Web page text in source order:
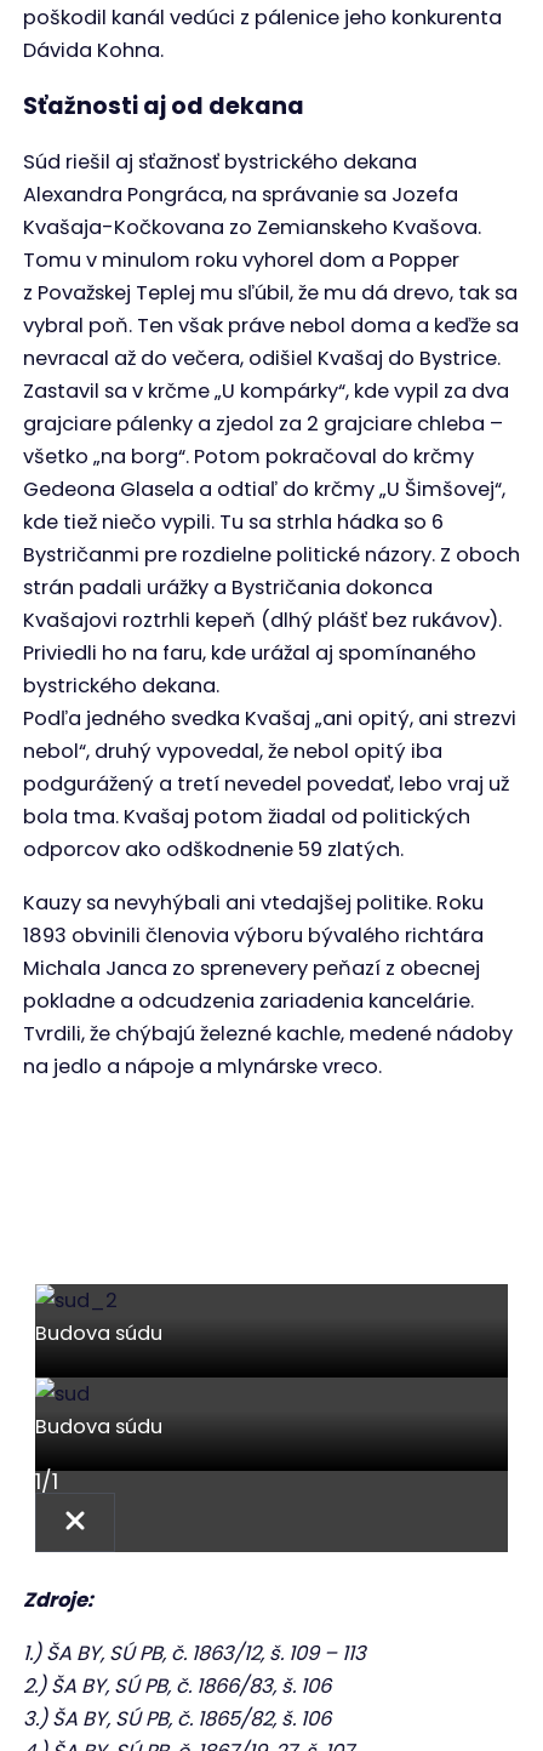
poškodil kanál vedúci z pálenice jeho konkurenta
Dávida Kohna.
Sťažnosti aj od dekana
Súd riešil aj sťažnosť bystrického dekana
Alexandra Pongráca, na správanie sa Jozefa
Kvašaja-Kočkovana zo Zemianskeho Kvašova.
Tomu v minulom roku vyhorel dom a Popper
z Považskej Teplej mu sľúbil, že mu dá drevo, tak sa
vybral poň. Ten však práve nebol doma a keďže sa
nevracal až do večera, odišiel Kvašaj do Bystrice.
Zastavil sa v krčme „U kompárky“, kde vypil za dva
grajciare pálenky a zjedol za 2 grajciare chleba –
všetko „na borg“. Potom pokračoval do krčmy
Gedeona Glasela a odtiaľ do krčmy „U Šimšovej“,
kde tiež niečo vypili. Tu sa strhla hádka so 6
Bystričanmi pre rozdielne politické názory. Z oboch
strán padali urážky a Bystričania dokonca
Kvašajovi roztrhli kepeň (dlhý plášť bez rukávov).
Priviedli ho na faru, kde urážal aj spomínaného
bystrického dekana.
Podľa jedného svedka Kvašaj „ani opitý, ani strezvi
nebol“, druhý vypovedal, že nebol opitý iba
podgurážený a tretí nevedel povedať, lebo vraj už
bola tma. Kvašaj potom žiadal od politických
odporcov ako odškodnenie 59 zlatých.
Kauzy sa nevyhýbali ani vtedajšej politike. Roku
1893 obvinili členovia výboru bývalého richtára
Michala Janca zo sprenevery peňazí z obecnej
pokladne a odcudzenia zariadenia kancelárie.
Tvrdili, že chýbajú železné kachle, medené nádoby
na jedlo a nápoje a mlynárske vreco.
Budova súdu
Budova súdu
1/1
Zdroje:
1.) ŠA BY, SÚ PB, č. 1863/12, š. 109 – 113
2.) ŠA BY, SÚ PB, č. 1866/83, š. 106
3.) ŠA BY, SÚ PB, č. 1865/82, š. 106